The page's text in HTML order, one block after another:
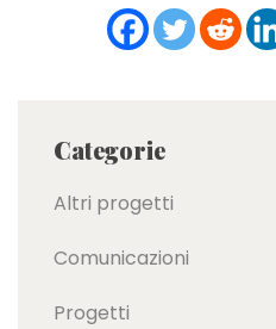
Categorie
Altri progetti
Comunicazioni
Progetti